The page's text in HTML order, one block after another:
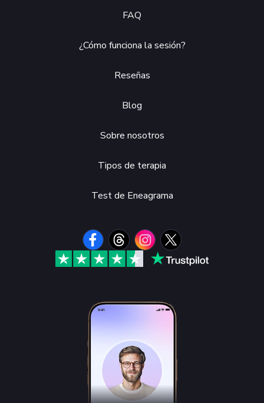
FAQ
¿Cómo funciona la sesión?
Reseñas
Blog
Sobre nosotros
Tipos de terapia
Test de Eneagrama